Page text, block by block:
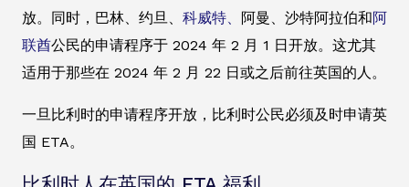
放。同时，巴林、约旦、 科威特、 阿曼、沙特阿拉伯和阿
联酋公民的申请程序于 2024 年 2 月 1 日开放。这尤其
适用于那些在 2024 年 2 月 22 日或之后前往英国的人。
一旦比利时的申请程序开放，比利时公民必须及时申请英
国 ETA。